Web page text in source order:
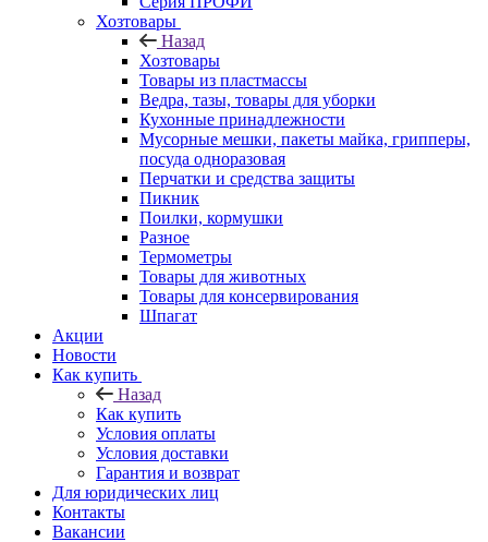
Хозтовары
Назад
Хозтовары
Товары из пластмассы
Ведра, тазы, товары для уборки
Кухонные принадлежности
Мусорные мешки, пакеты майка, грипперы,
посуда одноразовая
Перчатки и средства защиты
Пикник
Поилки, кормушки
Разное
Термометры
Товары для животных
Товары для консервирования
Шпагат
Акции
Новости
Как купить
Назад
Как купить
Условия оплаты
Условия доставки
Гарантия и возврат
Для юридических лиц
Контакты
Вакансии